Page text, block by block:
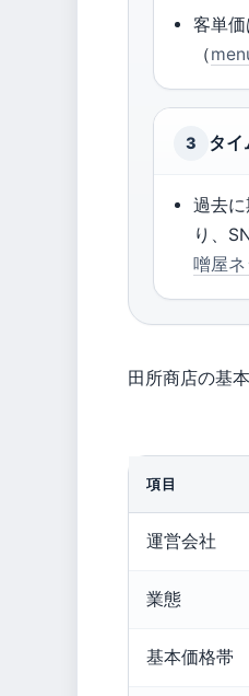
客単
（
3 タイ
過去
り、
噌屋ネ
田所商店の基
項目
運営会社
業態
基本価格帯